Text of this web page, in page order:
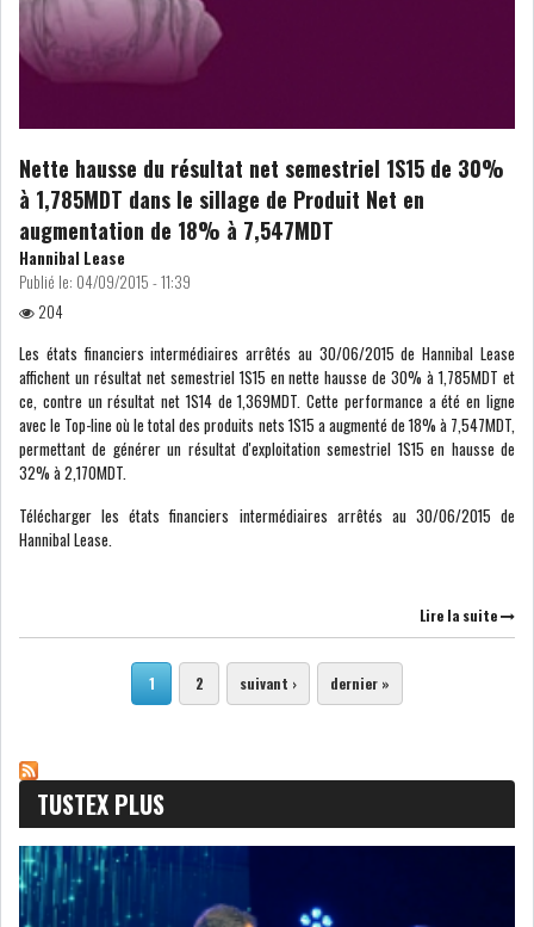
Nette hausse du résultat net semestriel 1S15 de 30%
à 1,785MDT dans le sillage de Produit Net en
augmentation de 18% à 7,547MDT
Hannibal Lease
Publié le: 04/09/2015 - 11:39
204
Les états financiers intermédiaires arrêtés au 30/06/2015 de Hannibal Lease
affichent un résultat net semestriel 1S15 en nette hausse de 30% à 1,785MDT et
ce, contre un résultat net 1S14 de 1,369MDT. Cette performance a été en ligne
avec le Top-line où le total des produits nets 1S15 a augmenté de 18% à 7,547MDT,
permettant de générer un résultat d'exploitation semestriel 1S15 en hausse de
32% à 2,170MDT.
Télécharger les états financiers intermédiaires arrêtés au 30/06/2015 de
Hannibal Lease.
Lire la suite
1 2 suivant › dernier »
TUSTEX PLUS